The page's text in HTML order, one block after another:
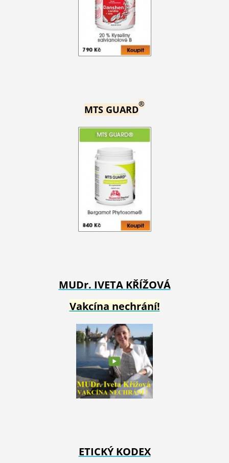
MTS GUARD®
MUDr. IVETA KŘÍŽOVÁ
Vakcína nechrání!
ETICKÝ KODEX